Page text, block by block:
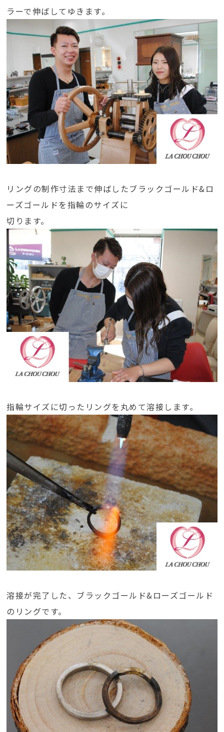
ラーで伸ばしてゆきます。
リングの制作寸法まで伸ばしたブラックゴールド&ロ
ーズゴールドを指輪のサイズに
切ります。
指輪サイズに切ったリングを丸めて溶接します。
溶接が完了した、ブラックゴールド&ローズゴールド
のリングです。